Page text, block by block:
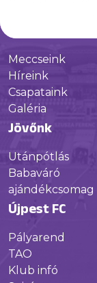
Meccseink
Híreink
Csapataink
Galéria
Jövőnk
Utánpótlás
Babaváró
ajándékcsomag
Újpest FC
Pályarend
TAO
Klub infó